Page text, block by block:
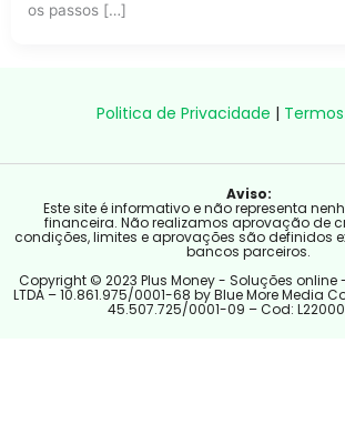
os passos […]
Politica de Privacidade |
Aviso:
Este site é informativo e não representa
financeira. Não realizamos aprovação de
condições, limites e aprovações são definidos
bancos parceiros.
Copyright © 2023 Plus Money - Soluções online
LTDA – 10.861.975/0001-68 by Blue More Media
45.507.725/0001-09 – Cod: